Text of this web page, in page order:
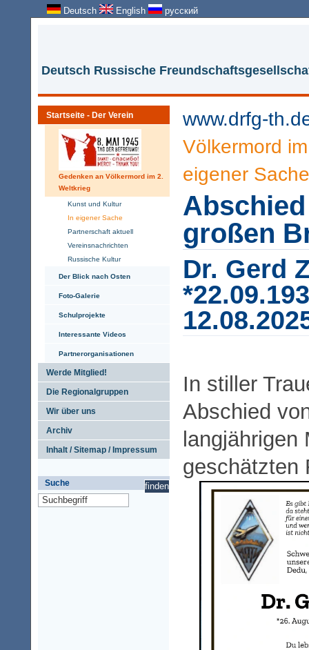
Deutsch English русский
Deutsch Russische
Startseite - Der Verein
Gedenken an Völkermord im 2.
Weltkrieg
Kunst und Kultur
In eigener Sache
Partnerschaft aktuell
Vereinsnachrichten
Russische Kultur
Der Blick nach Osten
Foto-Galerie
Schulprojekte
Interessante Videos
Partnerorganisationen
Werde Mitglied!
Die Regionalgruppen
Wir über uns
Archiv
Inhalt / Sitemap / Impressum
Suche
www.drfg-
Völkermord
eigener Sache
großen
Dr. Gerd
In stiller
Abschied
langjährigen
geschätzten